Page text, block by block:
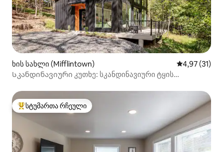
ხის სახლი (Mifflintown) საშუალო
4,97 (31)
Სკანდინავიური კუთხე: სკანდინავიური ტყის
სტუმართა რჩეული მოწინავე ვარიანტი
სტუმართა რჩეული